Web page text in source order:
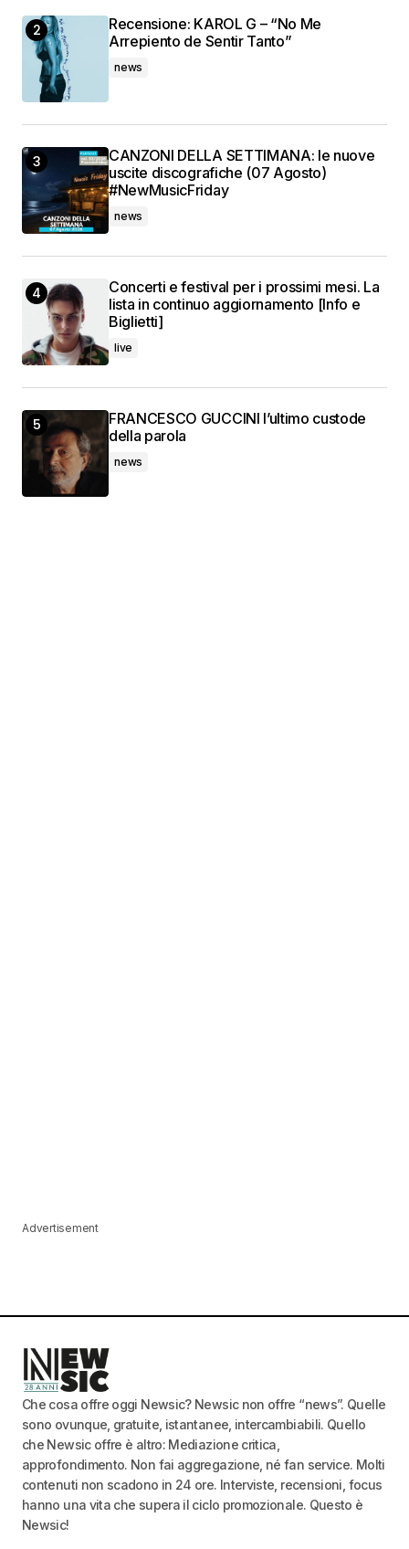
Recensione: KAROL G – “No Me
Arrepiento de Sentir Tanto”
news
CANZONI DELLA SETTIMANA: le nuove
uscite discografiche (07 Agosto)
#NewMusicFriday
news
Concerti e festival per i prossimi mesi. La
lista in continuo aggiornamento [Info e
Biglietti]
live
FRANCESCO GUCCINI l’ultimo custode
della parola
news
Advertisement
Che cosa offre oggi Newsic? Newsic non offre “news”. Quelle
sono ovunque, gratuite, istantanee, intercambiabili. Quello
che Newsic offre è altro: Mediazione critica,
approfondimento. Non fai aggregazione, né fan service. Molti
contenuti non scadono in 24 ore. Interviste, recensioni, focus
hanno una vita che supera il ciclo promozionale. Questo è
Newsic!